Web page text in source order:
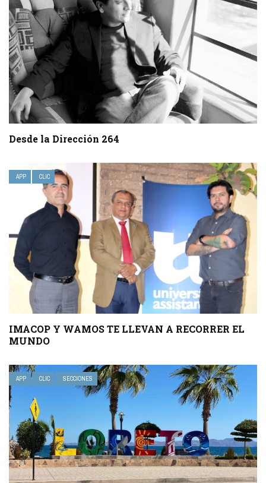
Desde la Dirección 264
APP CLIC
IMACOP Y WAMOS TE LLEVAN A RECORRER EL
MUNDO
APP CLIC SECCIONES